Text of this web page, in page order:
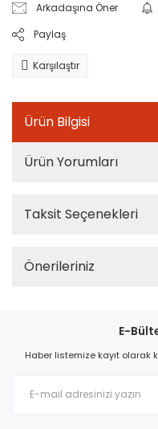
Arkadaşına Öner
Paylaş
Karşılaştır
Ürün Bilgisi
Ürün Yorumları
Taksit Seçenekleri
Önerileriniz
E-
Haber listemize kayıt